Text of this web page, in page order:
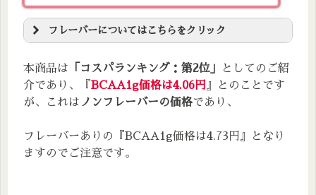
BCAA：8,400㎎(バリン：2,100㎎・ロイシン：4,200㎎・
イソロイシン：2,100㎎）
フレーバーについてはこちらをクリック
グレープ味
グリーンアップル味
本商品は 「コスパランキング：第2位」
としてのご紹
介であり、『BCAA1g価格は4.06円 』とのことです
が、これは ノンフレーバーの価格であり、
フレーバーありの『BCAA1g価格は4.73円』となり
ますのでご注意です。